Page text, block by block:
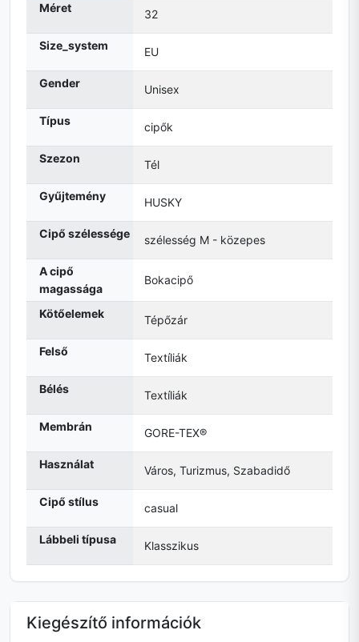
Méret 32
Size_system EU
Gender Unisex
Típus cipők
Szezon Tél
Gyűjtemény HUSKY
Cipő szélessége szélesség M - közepes
A cipő
magassága
Bokacipő
Kötőelemek Tépőzár
Felső Textíliák
Bélés Textíliák
Membrán GORE-TEX®
Használat Város, Turizmus, Szabadidő
Cipő stílus casual
Lábbeli típusa Klasszikus
Kiegészítő információk